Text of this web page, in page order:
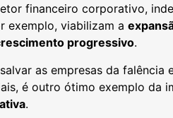
financeiro corporativo,
exemplo, viabilizam a
progressivo.
as empresas da falência
é outro ótimo exemplo da
.